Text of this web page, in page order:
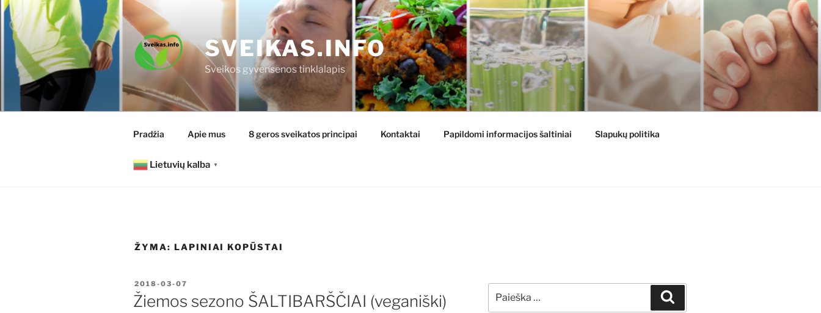
Eiti
prie
turinio
SVEIKAS.INFO
Sveikos gyvensenos tinklalapis
Pradžia Apie mus 8 geros sveikatos principai Kontaktai Papildomi informacijos šaltiniai Slapukų politika
Lietuvių kalba ▼
ŽYMA: LAPINIAI KOPŪSTAI
PASKELBTA
2018-03-07
Žiemos sezono ŠALTIBARŠČIAI (veganiški)